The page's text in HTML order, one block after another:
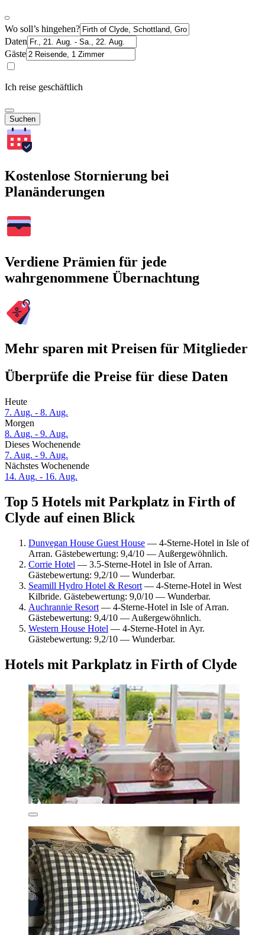
Wo soll’s hingehen?
Daten
Gäste
Ich reise geschäftlich
Suchen
Kostenlose Stornierung bei
Planänderungen
Verdiene Prämien für jede
wahrgenommene Übernachtung
Mehr sparen mit Preisen für Mitglieder
Überprüfe die Preise für diese Daten
Heute
7. Aug. - 8. Aug.
Morgen
8. Aug. - 9. Aug.
Dieses Wochenende
7. Aug. - 9. Aug.
Nächstes Wochenende
14. Aug. - 16. Aug.
Top 5 Hotels mit Parkplatz in Firth of
Clyde auf einen Blick
Dunvegan House Guest House — 4-Sterne-Hotel in Isle of
Arran. Gästebewertung: 9,4/10 — Außergewöhnlich.
Corrie Hotel — 3.5-Sterne-Hotel in Isle of Arran.
Gästebewertung: 9,2/10 — Wunderbar.
Seamill Hydro Hotel & Resort — 4-Sterne-Hotel in West
Kilbride. Gästebewertung: 9,0/10 — Wunderbar.
Auchrannie Resort — 4-Sterne-Hotel in Isle of Arran.
Gästebewertung: 9,4/10 — Außergewöhnlich.
Western House Hotel — 4-Sterne-Hotel in Ayr.
Gästebewertung: 9,2/10 — Wunderbar.
Hotels mit Parkplatz in Firth of Clyde